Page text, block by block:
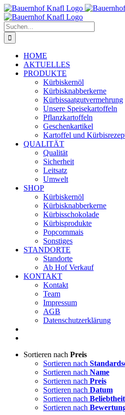
Zum
Inhalt
springen
Suche
nach:
HOME
AKTUELLES
PRODUKTE
Kürbiskernöl
Kürbisknabberkerne
Kürbissaatgutvermehrung
Unsere Speisekartoffeln
Pflanzkartoffeln
Geschenkartikel
Kartoffel und
QUALITÄT
Qualität
Sicherheit
Leitsatz
Umwelt
SHOP
Kürbiskernöl
Kürbisknabberkerne
Kürbisschokolade
Kürbisprodukte
Popcornmais
Sonstiges
STANDORTE
Standorte
Ab Hof Verkauf
KONTAKT
Kontakt
Team
Impressum
AGB
Datenschutzerklärung
Sortieren nach Preis
Sortieren nach
Sortieren nach Name
Sortieren nach Preis
Sortieren nach Datum
Sortieren nach Beliebtheit
Sortieren nach